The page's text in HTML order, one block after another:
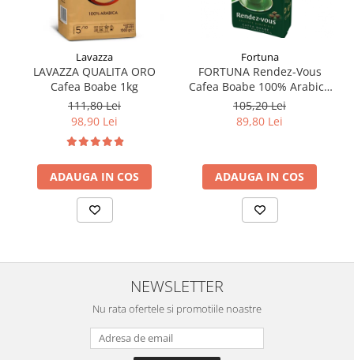
Lavazza
LAVAZZA QUALITA ORO
Cafea Boabe 1kg
111,80 Lei
98,90 Lei
ADAUGA IN COS
Fortuna
FORTUNA Rendez-Vous
Cafea Boabe 100% Arabica
1Kg
105,20 Lei
89,80 Lei
ADAUGA IN COS
NEWSLETTER
Nu rata ofertele si promotiile noastre